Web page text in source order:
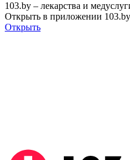
103.by – лекарства и
Открыть в приложении 103.by
Открыть